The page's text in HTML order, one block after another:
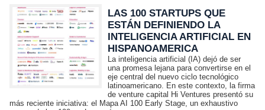
LAS 100 STARTUPS QUE
ESTÁN DEFINIENDO LA
INTELIGENCIA ARTIFICIAL EN
HISPANOAMERICA
La inteligencia artificial (IA) dejó de ser
una promesa lejana para convertirse en el
eje central del nuevo ciclo tecnológico
latinoamericano. En este contexto, la firma
de venture capital Hi Ventures presentó su
más reciente iniciativa: el Mapa AI 100 Early Stage, un exhaustivo